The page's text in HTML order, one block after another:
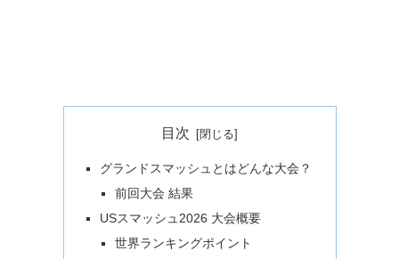
目次
グランドスマッシュとはどんな大会？
前回大会 結果
USスマッシュ2026 大会概要
世界ランキングポイント